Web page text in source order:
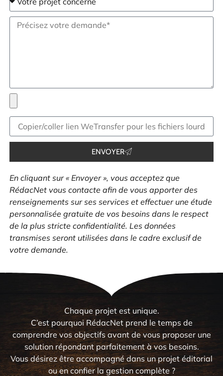
ENVOYER
En cliquant sur « Envoyer », vous acceptez que
RédacNet vous contacte afin de vous apporter des
renseignements sur ses services et effectuer une étude
personnalisée gratuite de vos besoins dans le respect
de la plus stricte confidentialité. Les données
transmises seront utilisées dans le cadre exclusif de
votre demande.
Chaque projet est unique.
C’est pourquoi RédacNet prend le temps de
comprendre vos objectifs avant de vous proposer une
solution répondant parfaitement à vos besoins.
Vous désirez être accompagné dans un projet éditorial
ou en confier la gestion complète ?